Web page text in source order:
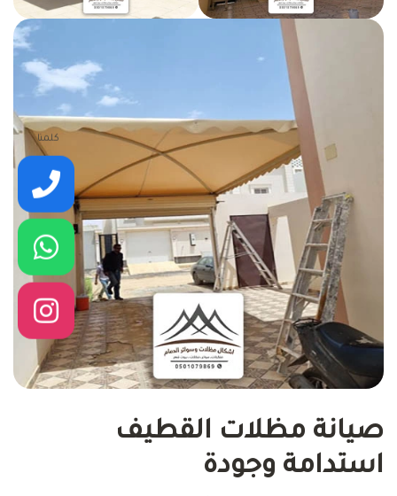
صيانة مظلات القطيف
استدامة وجودة
كلمنا